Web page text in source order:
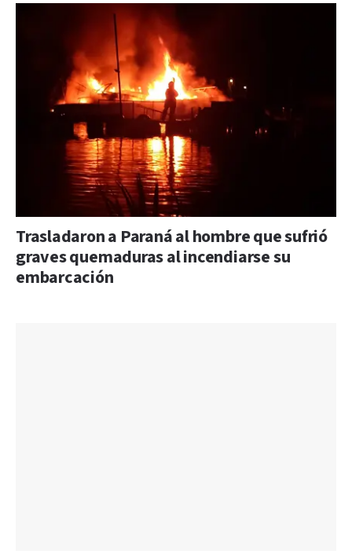
Trasladaron a Paraná al hombre que sufrió
graves quemaduras al incendiarse su
embarcación